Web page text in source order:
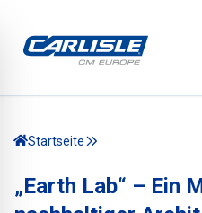
Startseite
„Earth Lab“ – Ein